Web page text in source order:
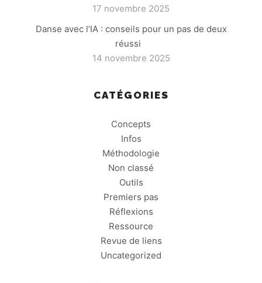
17 novembre 2025
Danse avec l’IA : conseils pour un pas de deux
réussi
14 novembre 2025
CATÉGORIES
Concepts
Infos
Méthodologie
Non classé
Outils
Premiers pas
Réflexions
Ressource
Revue de liens
Uncategorized